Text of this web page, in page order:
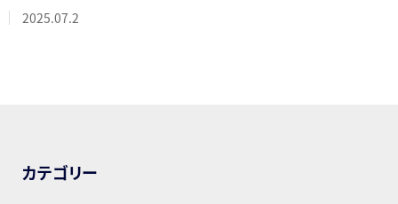
2025.07.2
カテゴリー